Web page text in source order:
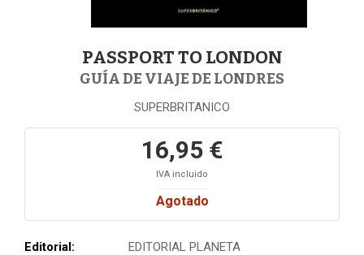
PASSPORT TO LONDON
GUÍA DE VIAJE DE LONDRES
SUPERBRITANICO
16,95 €
IVA incluido
Agotado
Editorial:
EDITORIAL PLANETA